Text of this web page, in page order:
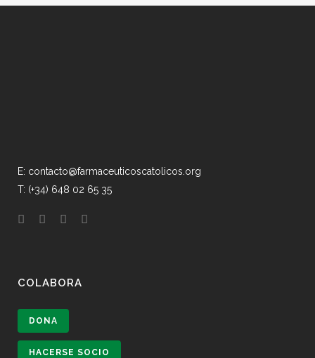
E: contacto@farmaceuticoscatolicos.org
T: (+34) 648 02 65 35
COLABORA
DONA
HACERSE SOCIO